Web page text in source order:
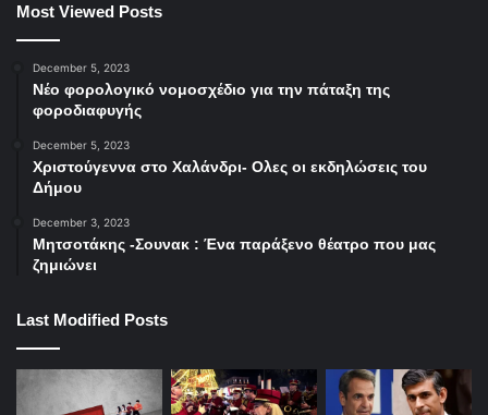
Most Viewed Posts
December 5, 2023
Νέο φορολογικό νομοσχέδιο για την πάταξη της
φοροδιαφυγής
December 5, 2023
Χριστούγεννα στο Χαλάνδρι- Ολες οι εκδηλώσεις του
Δήμου
December 3, 2023
Μητσοτάκης -Σουνακ : Ένα παράξενο θέατρο που μας
ζημιώνει
Last Modified Posts